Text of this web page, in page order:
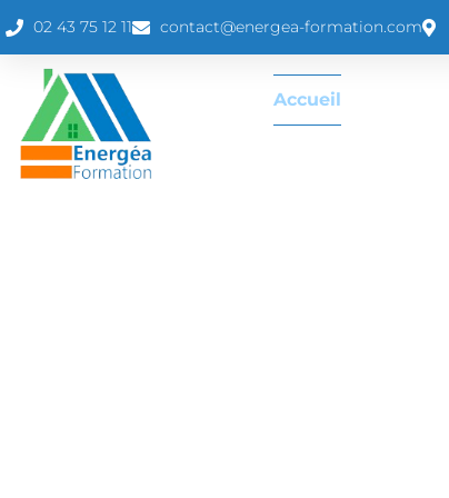
02 43 75 12 11 contact@energea-formation.com
Accueil